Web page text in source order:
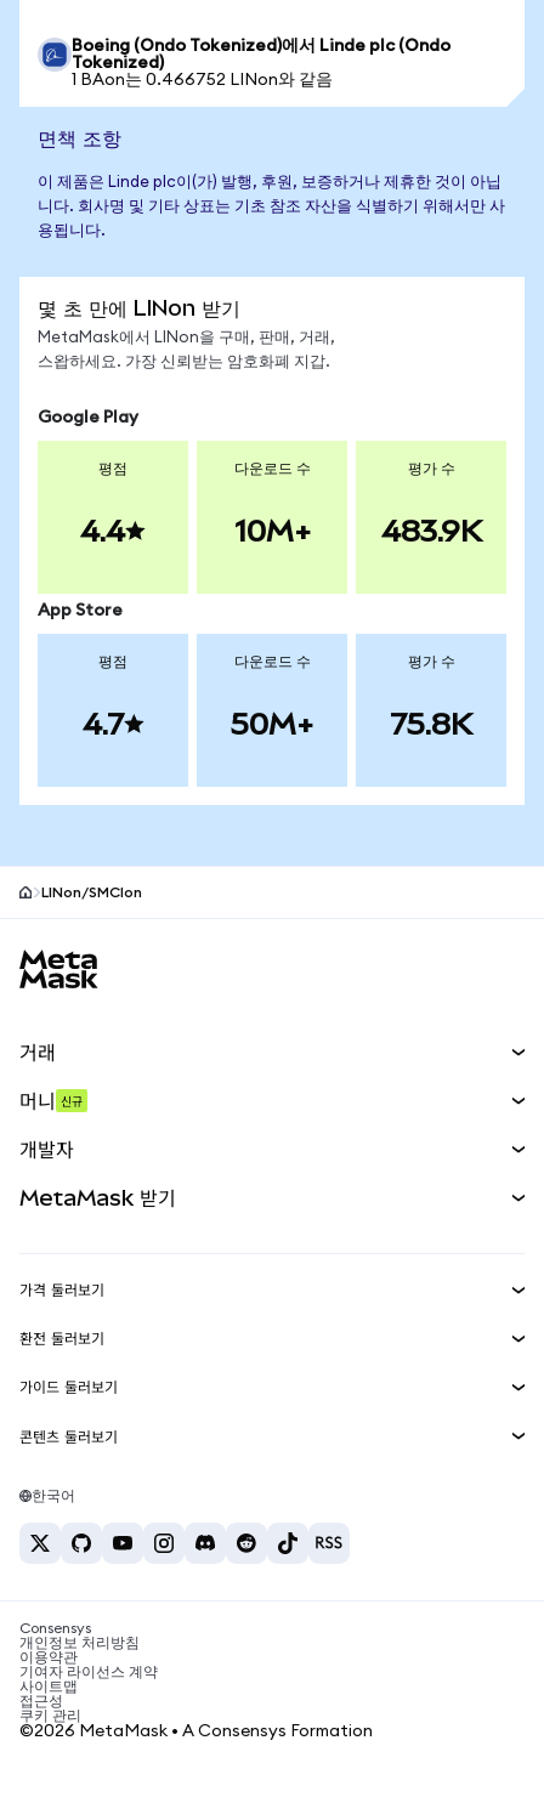
Boeing (Ondo Tokenized)에서 Linde plc (Ondo
Tokenized)
1 BAon는 0.466752 LINon와 같음
면책 조항
이 제품은 Linde plc이(가) 발행, 후원, 보증하거나 제휴한 것이 아닙
니다. 회사명 및 기타 상표는 기초 참조 자산을 식별하기 위해서만 사
용됩니다.
몇 초 만에 LINon 받기
MetaMask에서 LINon을 구매, 판매, 거래,
스왑하세요. 가장 신뢰받는 암호화폐 지갑.
Google Play
평점
4.4
다운로드 수
10M+
평가 수
483.9K
App Store
평점
4.7
다운로드 수
50M+
평가 수
75.8K
LINon/SMCIon
거래
무기한 선물
실물자산
머니 신규
개발자
MetaMask Connect
Snaps
웹3 서비스
MetaMask 받기
보안
고객 지원
채용
가격 둘러보기
이더리움 가격
솔라나 가격
테더 가격
환전 둘러보기
ETH를 USD로 환전
USDT를 INR로 환전
BTC를 INR로 환전
ETH를 USDT로 환전
가이드 둘러보기
ETH 매수
USDT 매수
SHIB 매수
BNB 매수
콘텐츠 둘러보기
솔라나 지갑
암호화폐 세금 뉴스
암호화폐 매수 방법
비트코인 매도 방법
한국어
Consensys
개인정보 처리방침
이용약관
기여자 라이선스 계약
사이트맵
접근성
쿠키 관리
©2026 MetaMask • A Consensys Formation